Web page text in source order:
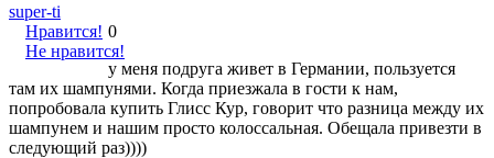
super-ti
Нравится!
Не нравится!
0
у меня подруга живет в Германии, пользуется
там их шампунями. Когда приезжала в гости к нам,
попробовала купить Глисс Кур, говорит что разница между их
шампунем и нашим просто колоссальная. Обещала привезти в
следующий раз))))